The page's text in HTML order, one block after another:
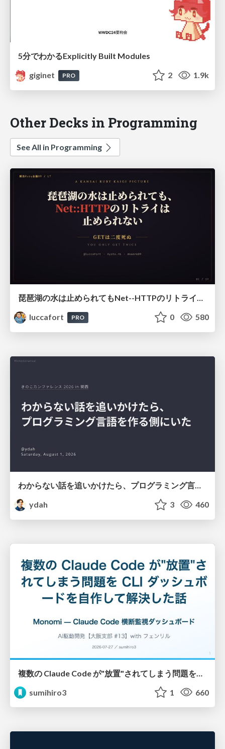
5分でわかるExplicitly Built Modules
giginet
PRO 2 1.9k
Other Decks in Programming
See All in Programming
luccafort
PRO 0 580
わからない話を追いかけたら、プログラミング言語を作る側にいた
ydah
3 460
sumihiro3
1 660